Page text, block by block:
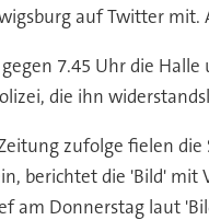
auf Twitter
7.45 Uhr die
die ihn
zufolge fielen die
berichtet die 'Bild'
am Donnerstag laut